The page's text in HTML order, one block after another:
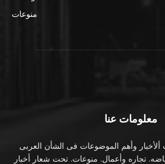
منوعات
معلومات عنا
وأهم الموضوعات فى الشأن العربى
تجاره وأعمال. منوعات. تحت شعار أخبار